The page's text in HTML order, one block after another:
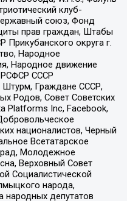
клуб-
союз, Фонд
прав граждан, Штабы
Прикубанского округа г.
Народное
Народное движение
РСФСР СССР
Штурм, Граждане СССР,
Родов, Совет Советских
Platforms Inc, Facebook,
националистов, Черный
Всетатарское
Молодежное
Верховный Совет
Социалистической
народа,
народных депутатов